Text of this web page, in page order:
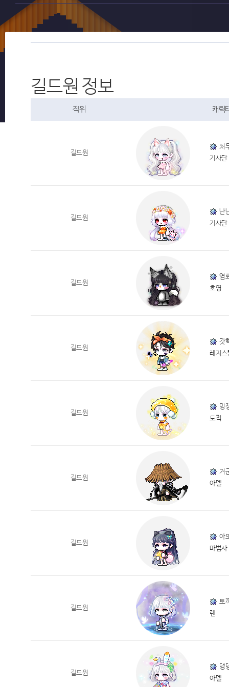
길드원 정보
직위 캐릭
길드원
처
기사단
길드원
난
기사단
길드원
염
호영
길드원
갓
레지스
길드원
밍
도적
길드원
거
아델
길드원
아
마법사
길드원
토
렌
길드원
댕
아델